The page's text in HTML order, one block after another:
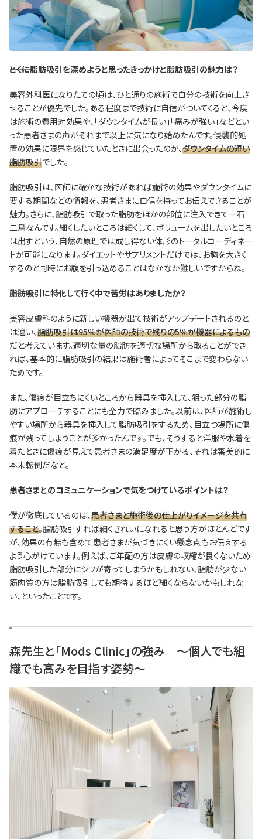
―――とくに脂肪吸引を深めようと思ったきっかけと脂肪吸引の魅力は？
美容外科医になりたての頃は、ひと通りの施術で自分の技術を向上さ
せることが優先でした。ある程度まで技術に自信がついてくると、今度
は施術の費用対効果や、「ダウンタイムが長い」「痛みが強い」などとい
った患者さまの声がそれまで以上に気になり始めたんです。侵襲的処
置の効果に限界を感じていたときに出会ったのが、ダウンタイムの短い
脂肪吸引でした。
脂肪吸引は、医師に確かな技術があれば施術の効果やダウンタイムに
要する期間などの情報を、患者さまに自信を持ってお伝えできることが
魅力。さらに、脂肪吸引で取った脂肪をほかの部位に注入できて一石
二鳥なんです。細くしたいところは細くして、ボリュームを出したいところ
は出すという、自然の原理では成し得ない体形のトータルコーディネー
トが可能になります。ダイエットやサプリメントだけでは、お胸を大きく
するのと同時にお腹を引っ込めることはなかなか難しいですからね。
―――脂肪吸引に特化して行く中で苦労はありましたか？
美容皮膚科のように新しい機器が出て技術がアップデートされるのと
は違い、脂肪吸引は95％が医師の技術で残りの5％が機器によるもの
だと考えています。適切な量の脂肪を適切な場所から取ることができ
れば、基本的に脂肪吸引の結果は施術者によってそこまで変わらない
ためです。
また、傷痕が目立ちにくいところから器具を挿入して、狙った部分の脂
肪にアプローチすることにも全力で臨みました。以前は、医師が施術し
やすい場所から器具を挿入して脂肪吸引をするため、目立つ場所に傷
痕が残ってしまうことが多かったんです。でも、そうすると洋服や水着を
着たときに傷痕が見えて患者さまの満足度が下がる、それは審美的に
本末転倒だなと。
―――患者さまとのコミュニケーションで気をつけているポイントは？
僕が徹底しているのは、患者さまと施術後の仕上がりイメージを共有
すること。脂肪吸引すれば細くきれいになれると思う方がほとんどです
が、効果の有無も含めて患者さまが気づきにくい懸念点もお伝えする
よう心がけています。例えば、ご年配の方は皮膚の収縮が良くないため
脂肪吸引した部分にシワが寄ってしまうかもしれない、脂肪が少ない
筋肉質の方は脂肪吸引しても期待するほど細くならないかもしれな
い、といったことです。
森先生と「Mods Clinic」の強み ～個人でも組
織でも高みを目指す姿勢～